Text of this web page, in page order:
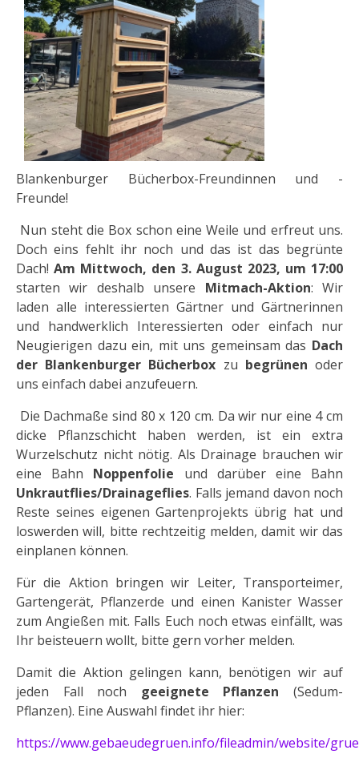
Blankenburger Bücherbox-Freundinnen und -
Freunde!
Nun steht die Box schon eine Weile und erfreut uns.
Doch eins fehlt ihr noch und das ist das begrünte
Dach!Am Mittwoch, den 3. August 2023, um 17:00
starten wir deshalb unsere Mitmach-Aktion: Wir
laden alle interessierten Gärtner und Gärtnerinnen
und handwerklich Interessierten oder einfach nur
Neugierigen dazu ein, mit uns gemeinsam das Dach
der Blankenburger Bücherbox zu begrünen oder
uns einfach dabei anzufeuern.
Die Dachmaße sind 80 x 120 cm. Da wir nur eine 4 cm
dicke Pflanzschicht haben werden, ist ein extra
Wurzelschutz nicht nötig. Als Drainage brauchen wir
eine Bahn Noppenfolie und darüber eine Bahn
Unkrautflies/Drainageflies. Falls jemand davon noch
Reste seines eigenen Gartenprojekts übrig hat und
loswerden will, bitte rechtzeitig melden, damit wir das
einplanen können.
Für die Aktion bringen wir Leiter, Transporteimer,
Gartengerät, Pflanzerde und einen Kanister Wasser
zum Angießen mit. Falls Euch noch etwas einfällt, was
Ihr beisteuern wollt, bitte gern vorher melden.
Damit die Aktion gelingen kann, benötigen wir auf
jeden Fall noch geeignete Pflanzen (Sedum-
Pflanzen). Eine Auswahl findet ihr hier:
https://www.gebaeudegruen.info/fileadmin/website/